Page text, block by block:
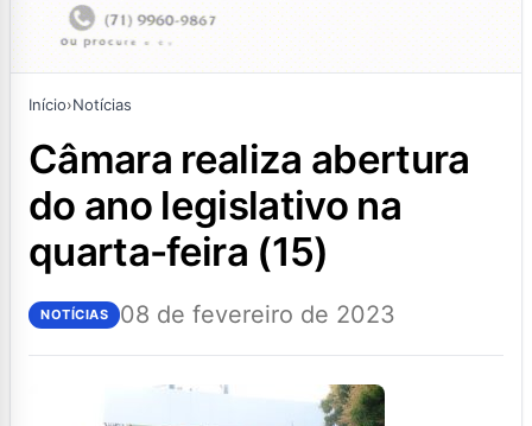
Início›Notícias
câmara realiza abertura
do ano legislativo na
quarta-feira (15)
NOTÍCIAS 08 de fevereiro de 2023